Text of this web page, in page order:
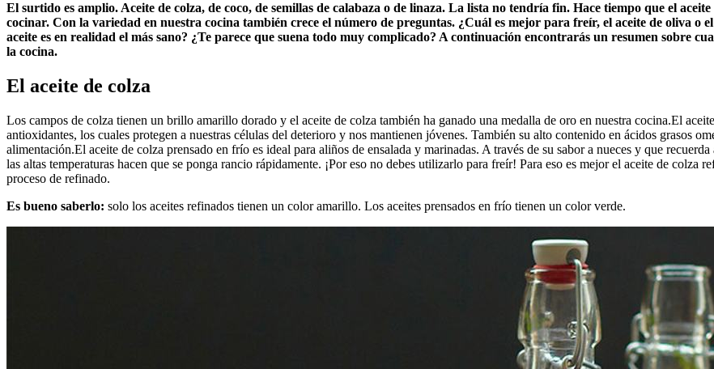
El surtido es amplio. Aceite de colza, de coco, de semillas de calabaza o de linaza. La lista no tendría fin. Hace tiempo que el
cocinar. Con la variedad en nuestra cocina también crece el número de preguntas. ¿Cuál es mejor para freír, el aceite de oliva o
aceite es en realidad el más sano? ¿Te parece que suena todo muy complicado? A continuación encontrarás un resumen sobre
la cocina.
El aceite de colza
Los campos de colza tienen un brillo amarillo dorado y el aceite de colza también ha ganado una medalla de oro en nuestra cocina.El
antioxidantes, los cuales protegen a nuestras células del deterioro y nos mantienen jóvenes. También su alto contenido en ácidos grasos
alimentación.El aceite de colza prensado en frío es ideal para aliños de ensalada y marinadas. A través de su sabor a nueces y que
las altas temperaturas hacen que se ponga rancio rápidamente. ¡Por eso no debes utilizarlo para freír! Para eso es mejor el aceite de colza
proceso de refinado.
Es bueno saberlo: solo los aceites refinados tienen un color amarillo. Los aceites prensados en frío tienen un color verde.